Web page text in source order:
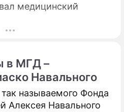
медицинский
в МГД –
Навального
называемого Фонда
Алексея Навального